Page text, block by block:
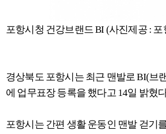
포항시청 건강브랜드 BI (사진제공 : 포
경상북도 포항시는 최근 맨발로 BI(브
에 업무표장 등록을 했다고 14일 밝혔
포항시는 간편 생활 운동인 맨발 걷기